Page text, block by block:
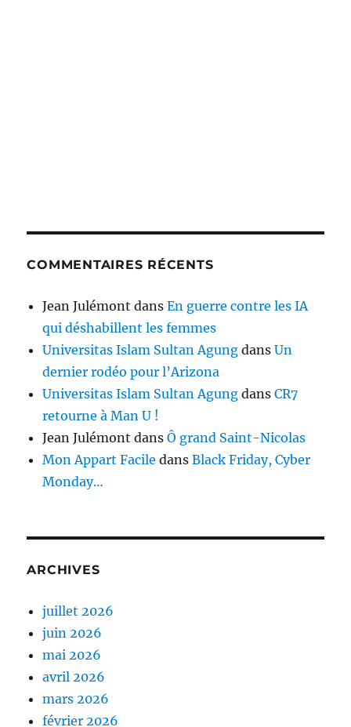
COMMENTAIRES RÉCENTS
Jean Julémont dansEn guerre contre les IA
qui déshabillent les femmes
Universitas Islam Sultan Agung dansUn
dernier rodéo pour l’Arizona
Universitas Islam Sultan Agung dansCR7
retourne à Man U !
Jean Julémont dansÔ grand Saint-Nicolas
Mon Appart Facile dansBlack Friday, Cyber
Monday…
ARCHIVES
juillet 2026
juin 2026
mai 2026
avril 2026
mars 2026
février 2026